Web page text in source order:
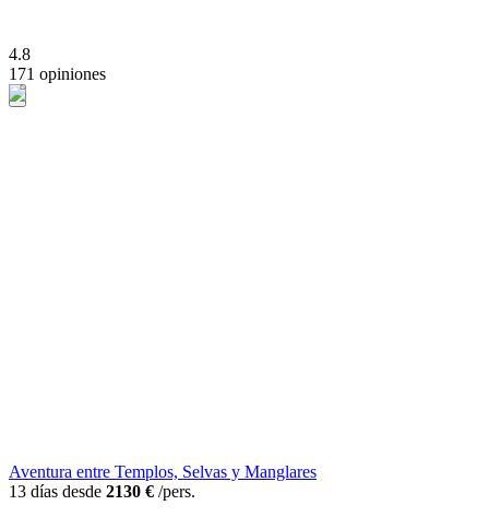
4.8
171 opiniones
Aventura entre Templos, Selvas y Manglares
13 días desde 2130 € /pers.